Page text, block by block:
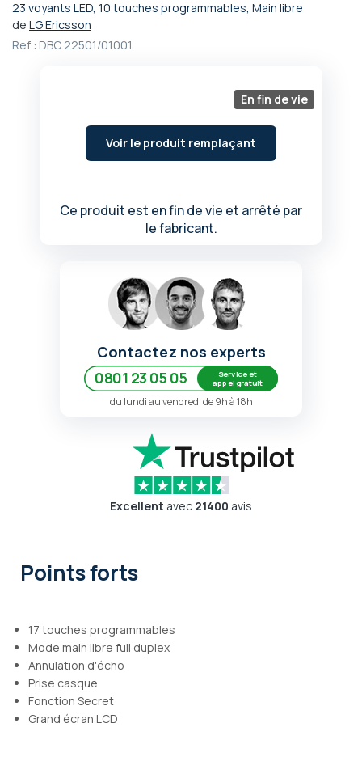
23 voyants LED, 10 touches programmables, Main libre
de LG Ericsson
Ref : DBC 22501/01001
En fin de vie
Voir le produit remplaçant
Ce produit est en fin de vie et arrêté par
le fabricant.
Passer
au
début
Contactez nos experts
0801 23 05 05
Service et
appel gratuit
du lundi au vendredi de 9h à 18h
Excellent avec 21400 avis
Points forts
17 touches programmables
Mode main libre full duplex
Annulation d'écho
Prise casque
Fonction Secret
Grand écran LCD